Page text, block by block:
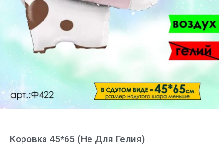
Коровка 45*65 (не Для Гелия)